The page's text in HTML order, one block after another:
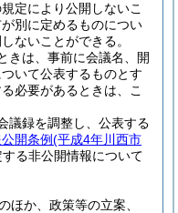
定により公開しないこ
別に定めるものについ
ないことができる。
きは、事前に会議名、開
いて公表するものとす
必要があるときは、こ
議録を調整し、公表する
開条例(平成4年川西市
する非公開情報について
ほか、政策等の立案、